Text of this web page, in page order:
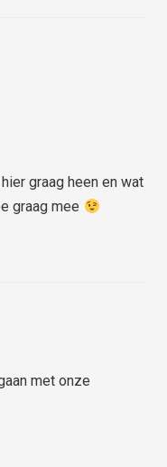
graag heen en wat
graag mee
met onze